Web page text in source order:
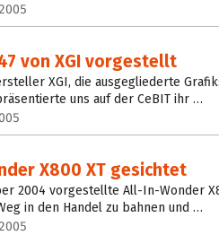
von XGI vorgestellt
XGI, die ausgegliederte
uns auf der CeBIT ihr …
X800 XT gesichtet
2004 vorgestellte All-In-Wonder
in den Handel zu bahnen und …